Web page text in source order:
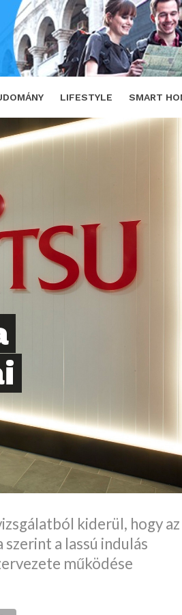
LIFESTYLE SMART
digitalizációját
kiderül, hogy az
a lassú indulás
működése